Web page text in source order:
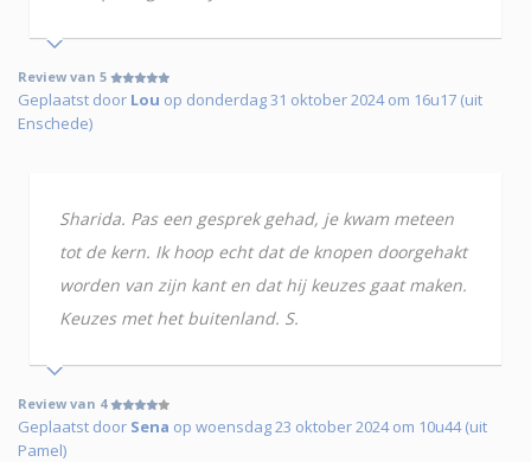
Review van 5
Geplaatst door Lou op donderdag 31 oktober 2024 om 16u17 (uit
Enschede)
Sharida. Pas een gesprek gehad, je kwam meteen
tot de kern. Ik hoop echt dat de knopen doorgehakt
worden van zijn kant en dat hij keuzes gaat maken.
Keuzes met het buitenland. S.
Review van 4
Geplaatst door Sena op woensdag 23 oktober 2024 om 10u44 (uit
Pamel)